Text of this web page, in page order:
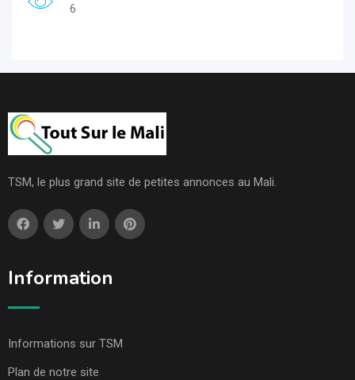
6
TSM, le plus grand site de petites annonces au Mali.
Information
Informations sur TSM
Plan de notre site